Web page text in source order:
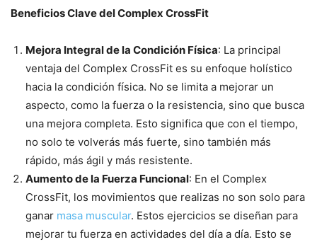
Beneficios Clave del Complex CrossFit
Mejora Integral de la Condición Física: La principal
ventaja del Complex CrossFit es su enfoque holístico
hacia la condición física. No se limita a mejorar un
aspecto, como la fuerza o la resistencia, sino que busca
una mejora completa. Esto significa que con el tiempo,
no solo te volverás más fuerte, sino también más
rápido, más ágil y más resistente.
Aumento de la Fuerza Funcional: En el Complex
CrossFit, los movimientos que realizas no son solo para
ganar masa muscular. Estos ejercicios se diseñan para
mejorar tu fuerza en actividades del día a día. Esto se